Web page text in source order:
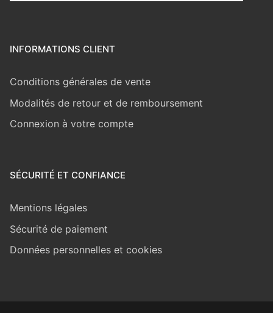
INFORMATIONS CLIENT
Conditions générales de vente
Modalités de retour et de remboursement
Connexion à votre compte
SÉCURITÉ ET CONFIANCE
Mentions légales
Sécurité de paiement
Données personnelles et cookies